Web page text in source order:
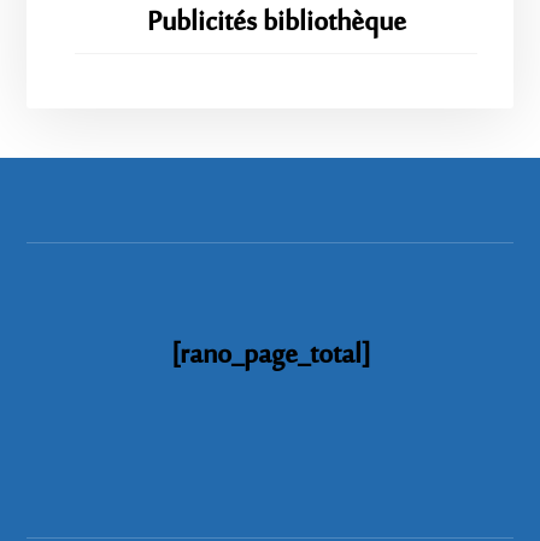
Publicités bibliothèque
[rano_page_total]